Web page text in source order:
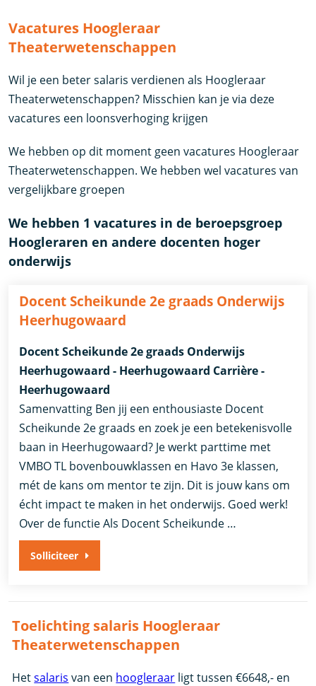
Vacatures Hoogleraar
Theaterwetenschappen
Wil je een beter salaris verdienen als Hoogleraar
Theaterwetenschappen? Misschien kan je via deze
vacatures een loonsverhoging krijgen
We hebben op dit moment geen vacatures Hoogleraar
Theaterwetenschappen. We hebben wel vacatures van
vergelijkbare groepen
We hebben 1 vacatures in de beroepsgroep
Hoogleraren en andere docenten hoger
onderwijs
Docent Scheikunde 2e graads Onderwijs
Heerhugowaard
Docent Scheikunde 2e graads Onderwijs
Heerhugowaard - Heerhugowaard Carrière -
Heerhugowaard
Samenvatting Ben jij een enthousiaste Docent
Scheikunde 2e graads en zoek je een betekenisvolle
baan in Heerhugowaard? Je werkt parttime met
VMBO TL bovenbouwklassen en Havo 3e klassen,
mét de kans om mentor te zijn. Dit is jouw kans om
écht impact te maken in het onderwijs. Goed werk!
Over de functie Als Docent Scheikunde …
Solliciteer
Toelichting salaris Hoogleraar
Theaterwetenschappen
Hetsalaris van een hoogleraar ligt tussen €6648,- en